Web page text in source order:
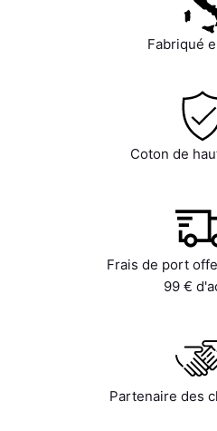
Fabriqué
Coton de
Frais de port
99 €
Partenaire des